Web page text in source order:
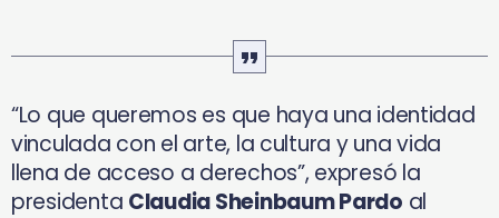
“Lo que queremos es que haya una identidad
vinculada con el arte, la cultura y una vida
llena de acceso a derechos”, expresó la
presidenta Claudia Sheinbaum Pardo al